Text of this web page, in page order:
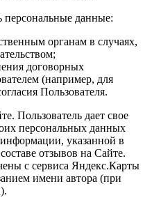
персональные данные:
органам в случаях,
договорных
(например, для
Пользователя.
Пользователь дает свое
персональных данных
указанной в
отзывов на Сайте.
с сервиса Яндекс.Карты
имени автора (при